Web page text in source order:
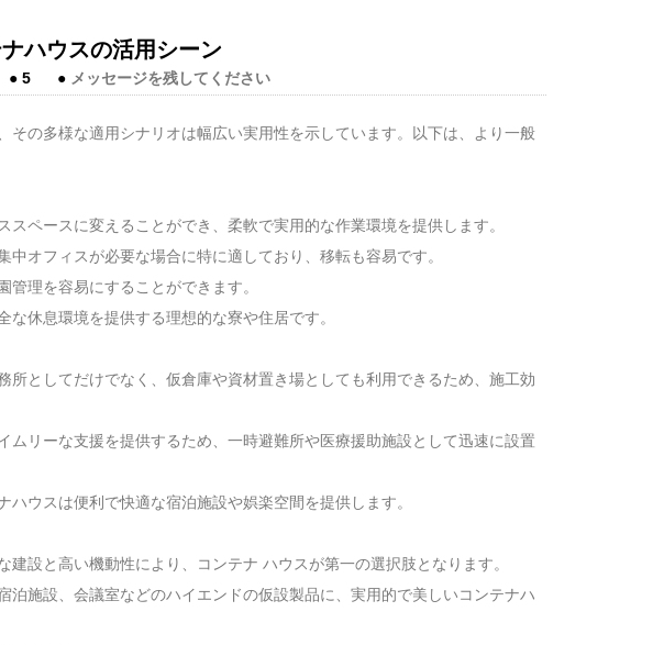
ハウスの活用シーン
● 5 ● メッセージを残してください
その多様な適用シナリオは幅広い実用性を示しています。以下は、より一般
ペースに変えることができ、柔軟で実用的な作業環境を提供します。
オフィスが必要な場合に特に適しており、移転も容易です。
理を容易にすることができます。
休息環境を提供する理想的な寮や住居です。
としてだけでなく、仮倉庫や資材置き場としても利用できるため、施工効
ムリーな支援を提供するため、一時避難所や医療援助施設として迅速に設置
ウスは便利で快適な宿泊施設や娯楽空間を提供します。
設と高い機動性により、コンテナ ハウスが第一の選択肢となります。
施設、会議室などのハイエンドの仮設製品に、実用的で美しいコンテナハ